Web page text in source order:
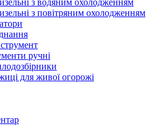
з водяним охолодженням
з повітряним охолодженням
ручні
для живої огорожі